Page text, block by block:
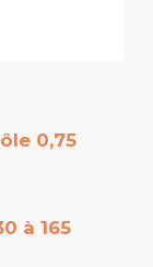
0,75
à 165